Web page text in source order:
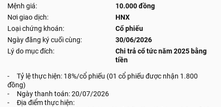
Mệnh giá:
10.000 đồng
Nơi giao dịch:
HNX
Loại chứng khoán:
Cổ phiếu
Ngày đăng ký cuối cùng:
30/06/2026
Lý do mục đích:
Chi trả cổ tức năm 2025 bằng
tiền
- Tỷ lệ thực hiện: 18%/cổ phiếu (01 cổ phiếu được nhận 1.800
đồng)
- Ngày thanh toán: 20/07/2026
- Địa điểm thực hiện: